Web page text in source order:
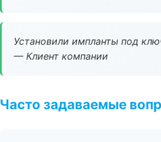
Установили импланты под
— Клиент компании
Часто задаваемые